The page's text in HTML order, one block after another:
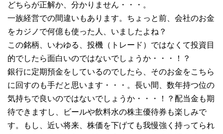
どちらが正解か、分かりません・・・。
一族経営での間違いもあります。ちょっと前、会社のお金
をカジノで何億も使った人、いましたよね？
この銘柄、いわゆる、投機（トレード）ではなくて投資目
的でしたら面白いのではないでしょうか・・・！？
銀行に定期預金をしているのでしたら、そのお金をこちら
に回すのも手だと思います・・・。長い間、数年持つ位の
気持ちで良いのではないでしょうか・・・！？配当金も期
待できますし、ビールや飲料水の株主優待券も楽しみで
す。もし、近い将来、株価を下げても我慢強く持ってられ